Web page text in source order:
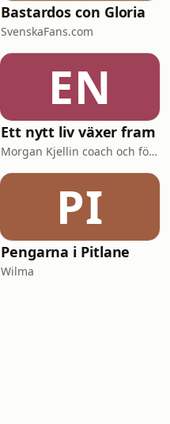
Bastardos con Gloria
SvenskaFans.com
EN
Ett nytt liv växer fram
Morgan Kjellin coach och föreläsare
PI
Pengarna i Pitlane
Wilma